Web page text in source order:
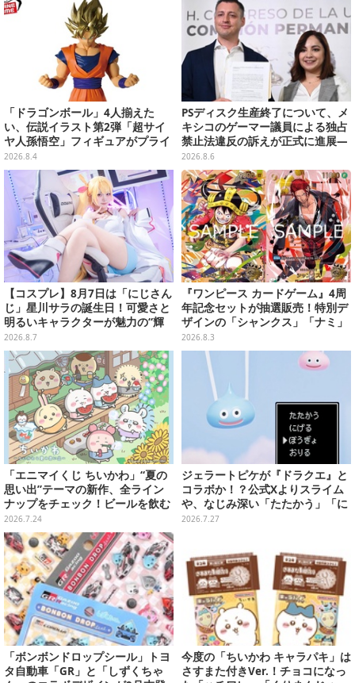
「ドラゴンボール」4人揃えた
い、伝説イラスト第2弾「超サイ
ヤ人孫悟空」フィギュアがプライ
ズ展開！ビッグサイズの「筋斗
雲」エアぐるみも
2026.8.4
PSディスク生産終了について、メ
キシコのゲーマー議員による独占
禁止法違反の訴えが正式に進展―
「テクノロジーは自由を拡大する
ために役立つべき」
2026.8.6
【コスプレ】8月7日は「にじさん
じ」星川サラの誕生日！可愛さと
明るいキャラクターが魅力の“輝
く一番星”な美女レイヤーまとめ
【写真40枚】
2026.8.7
『ワンピース カードゲーム』4周
年記念セットが抽選販売！特別デ
ザインの「シャンクス」「ナミ」
など9枚のプロモカードを収録
2026.8.3
「エニマイくじ ちいかわ」“夏の
思い出”テーマの新作、全ライン
ナップをチェック！ビールを飲む
「くりまんじゅう」ぬいぐるみな
ど
2026.7.24
ジェラートピケが『ドラクエ』と
コラボか！？公式Xよりスライム
や、なじみ深い「たたかう」「に
げる」のコマンドウィンドウが投
2026.7.27
「ボンボンドロップシール」トヨ
タ自動車「GR」と「しずくちゃ
今度の「ちいかわ キャラパキ」は
さすまた付きVer.！チョコになっ